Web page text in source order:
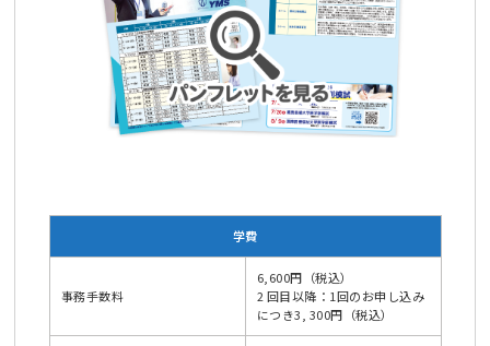
学費
事務手数料
6,600円（税込）
2 回目以降：1回のお申し込み
につき3, 300円（税込）